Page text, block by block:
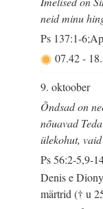
neid minu
Ps 137:1-
07.42-
9. oktoober
Õndsad on
nõuavad
ülekohut,
Ps 56:2-5,9-
Denis e
märtrid († u